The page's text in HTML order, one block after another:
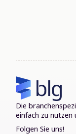
Die
einfach zu
Folgen Sie uns!